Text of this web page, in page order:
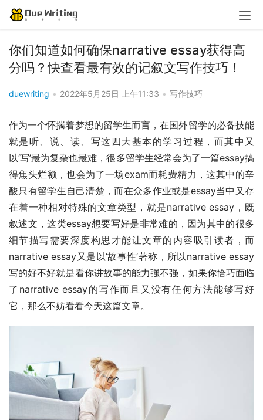
你们知道如何确保narrative essay获得高
分吗？快查看最有效的记叙文写作技巧！
duewriting • 2022年5月25日 上午11:33 • 写作技巧
作为一个怀揣着梦想的留学生而言，在国外留学的必备技能
就是听、说、读、写这四大基本的学习过程，而其中又
以‘写’最为复杂也最难，很多留学生经常会为了一篇essay搞
得焦头烂额，也会为了一场exam而耗费精力，这其中的辛
酸只有留学生自己清楚，而在众多作业或是essay当中又存
在着一种相对特殊的文章类型，就是narrative essay，既
叙述文，这类essay想要写好是非常难的，因为其中的很多
细节描写需要深度构思才能让文章的内容吸引读者，而
narrative essay又是以‘故事性’著称，所以narrative essay
写的好不好就是看你讲故事的能力强不强，如果你恰巧面临
了narrative essay的写作而且又没有任何方法能够写好
它，那么不妨看看今天这篇文章。